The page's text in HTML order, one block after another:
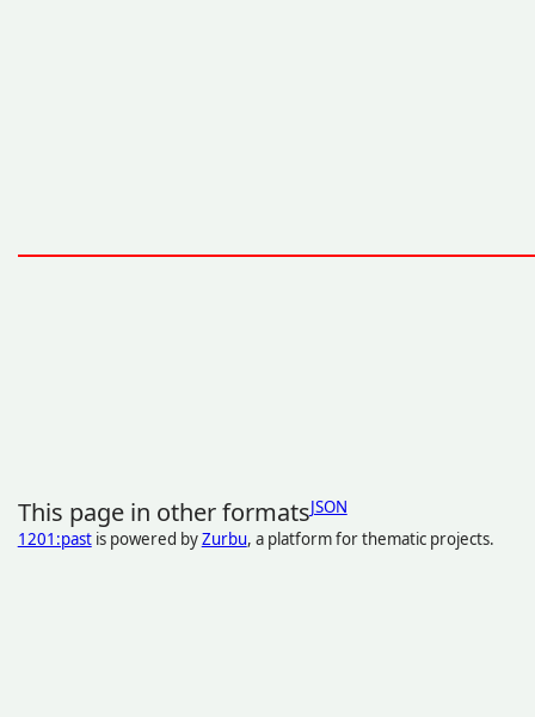
This page in other formatsJSON
1201:pastis powered byZurbu, a platform for thematic projects.